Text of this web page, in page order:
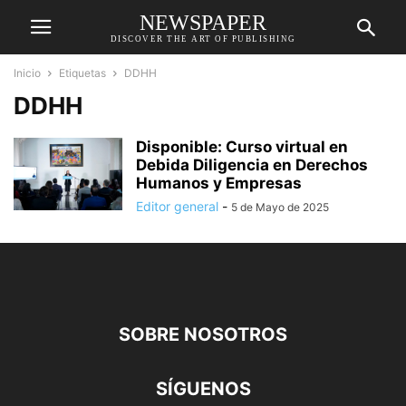
NEWSPAPER
DISCOVER THE ART OF PUBLISHING
Inicio Etiquetas DDHH
DDHH
Disponible: Curso virtual en
Debida Diligencia en Derechos
Humanos y Empresas
Editor general - 5 de Mayo de 2025
SOBRE NOSOTROS
SÍGUENOS